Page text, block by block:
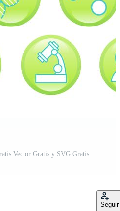
Vector Gratis y SVG Gratis
Seguir